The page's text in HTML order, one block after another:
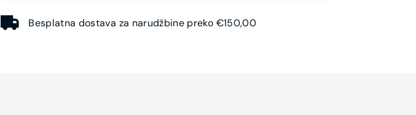
Besplatna dostava za narudžbine preko €150,00